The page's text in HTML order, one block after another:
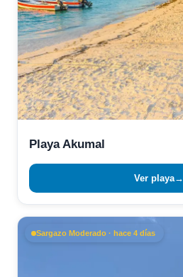
Playa Akumal
Ver playa→
Sargazo Moderado · hace 4 días